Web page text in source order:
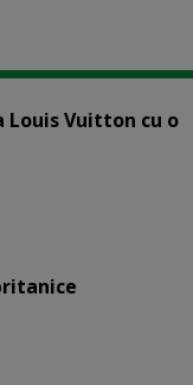
Louis Vuitton cu o